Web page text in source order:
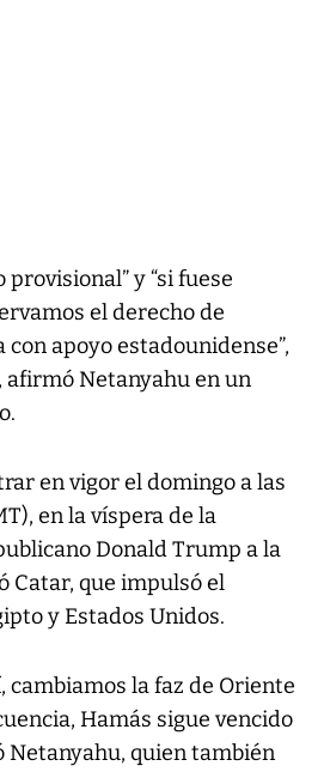
provisional” y “si fuese
el derecho de
apoyo estadounidense”,
afirmó Netanyahu en un
en vigor el domingo a las
en la víspera de la
Donald Trump a la
Catar, que impulsó el
y Estados Unidos.
cambiamos la faz de Oriente
Hamás sigue vencido
Netanyahu, quien también